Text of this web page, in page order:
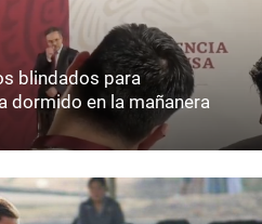
blindados para
dormido en la mañanera